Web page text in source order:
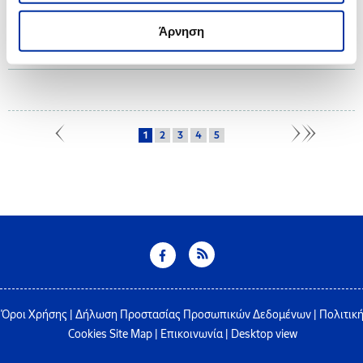
Άρνηση
19.04.2024
ΕΛ.ΠΕ: Εφιστά την προσοχή των πολιτών για επενδυτική απάτη μέσω
διαδικτύου
1 2 3 4 5
Όροι Χρήσης Δήλωση Προστασίας Προσωπικών Δεδομένων
Πολιτική
Cookies Site Map| Επικοινωνία| Desktop view